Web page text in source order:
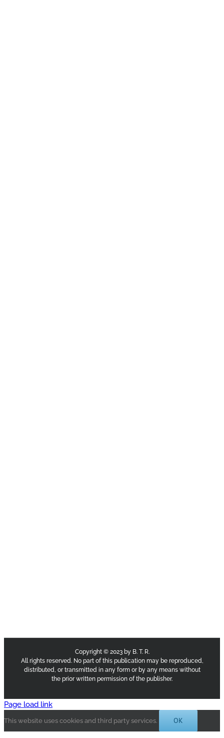
Copyright © 2023 by B. T. R.
All rights reserved. No part of this publication may be reproduced,
distributed, or transmitted in any form or by any means without
the prior written permission of the publisher.
Page load link
This website uses cookies and third party services. OK